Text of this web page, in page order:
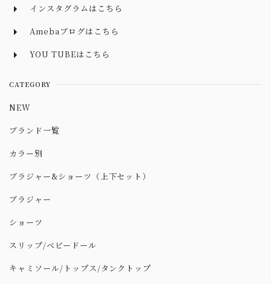
インスタグラムはこちら
Amebaブログはこちら
YOU TUBEはこちら
CATEGORY
NEW
ブランド一覧
カラー別
ブラジャー&ショーツ（上下セット）
ブラジャー
ショーツ
スリップ/ベビードール
キャミソール/トップス/タンクトップ